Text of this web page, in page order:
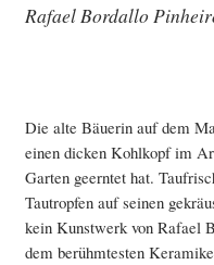
Rafael Bordallo
Die alte Bäuerin auf dem
einen dicken Kohlkopf im
Garten geerntet hat.
Tautropfen auf seinen
kein Kunstwerk von Rafael
dem berühmtesten